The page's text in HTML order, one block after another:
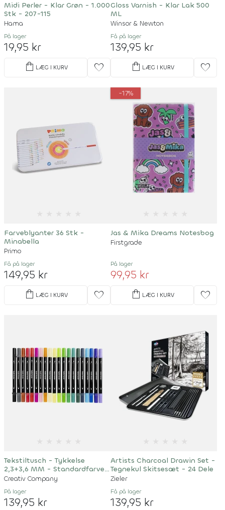
Midi Perler - Klar Grøn - 1.000
Stk - 207-115
Hama
På lager
19,95 kr
shopping_bag LÆG I KURV favorite
Gloss Varnish - Klar Lak 500
ML
Winsor & Newton
Få på lager
139,95 kr
shopping_bag LÆG I KURV favorite
Farveblyanter 36 Stk -
Minabella
Primo
Få på lager
149,95 kr
shopping_bag LÆG I KURV favorite
-17%
Jas & Mika Dreams Notesbog
Firstgrade
På lager
99,95 kr
shopping_bag LÆG I KURV favorite
Tekstiltusch - Tykkelse
2,3+3,6 MM - Standardfarver
- 20 Stk
Creativ Company
På lager
139,95 kr
Artists Charcoal Drawin Set -
Tegnekul Skitsesæt - 24 Dele
Zieler
Få på lager
139,95 kr